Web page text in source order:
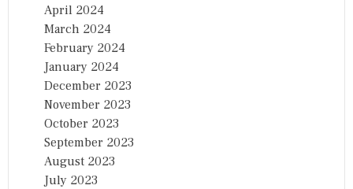
April 2024
March 2024
February 2024
January 2024
December 2023
November 2023
October 2023
September 2023
August 2023
July 2023